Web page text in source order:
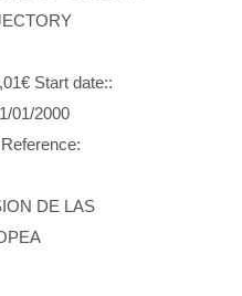
Start date::
01/2000
DE LAS